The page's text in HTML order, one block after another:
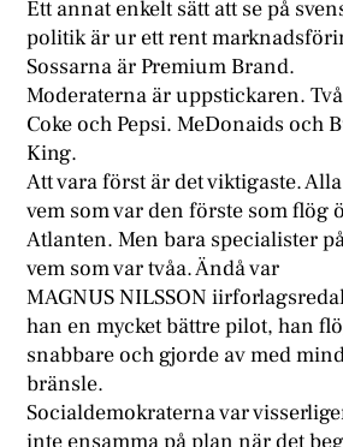
Ett annat enkelt sätt att se på
politik är ur ett rent
Sossarna är Premium Brand.
Moderaterna är uppstickaren.
Coke och Pepsi. MeDonaids och
King.
Att vara först är det viktigaste.
vem som var den förste som flög
Atlanten. Men bara specialister
vem som var tvåa. Ändå var
MAGNUS NILSSON
han en mycket bättre pilot, han
snabbare och gjorde av med
bränsle.
Socialdemokraterna var